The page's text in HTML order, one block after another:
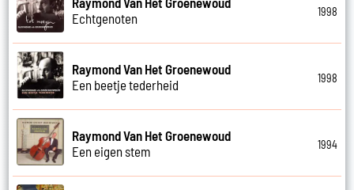
Echtgenoten
1998
Raymond Van Het Groenewoud
Een beetje tederheid
1998
Raymond Van Het Groenewoud
Een eigen stem
1994